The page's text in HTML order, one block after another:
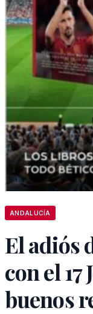
ANDALUCÍA
El adiós
con el 17
buenos